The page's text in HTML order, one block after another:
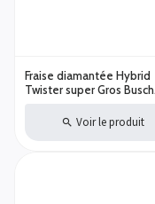
Fraise diamantée Hybrid
Twister super Gros Busch
Voir le produit